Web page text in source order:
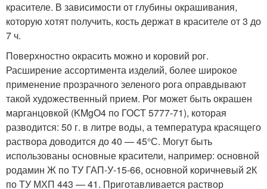
красителе. В зависимости от глубины окрашивания,
которую хотят получить, кость держат в красителе от 3 до
7 ч.
Поверхностно окрасить можно и коровий рог.
Расширение ассортимента изделий, более широкое
применение прозрачного зеленого рога оправдывают
такой художественный прием. Рог может быть окрашен
марганцовкой (KMgО4 по ГОСТ 5777-71), которая
разводится: 50 г. в литре воды, а температура красящего
раствора доводится до 40 — 45°С. Могут быть
использованы основные красители, например: основной
родамин Ж по ТУ ГАП-У-15-66, основной коричневый 2К
по ТУ МХП 443 — 41. Приготавливается раствор